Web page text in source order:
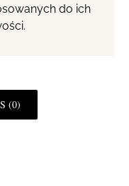
do ich
(0)